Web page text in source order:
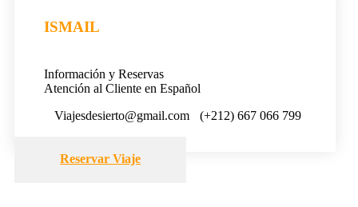
ISMAIL
Información y Reservas
Atención al Cliente en Español
Viajesdesierto@gmail.com
(+212) 667 066 799
Reservar Viaje